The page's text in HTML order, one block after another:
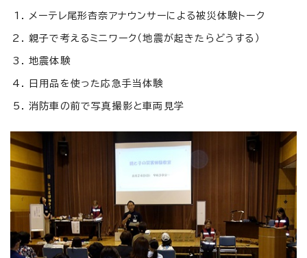
メーテレ尾形杏奈アナウンサーによる被災体験トーク
親子で考えるミニワーク（地震が起きたらどうする）
地震体験
日用品を使った応急手当体験
消防車の前で写真撮影と車両見学